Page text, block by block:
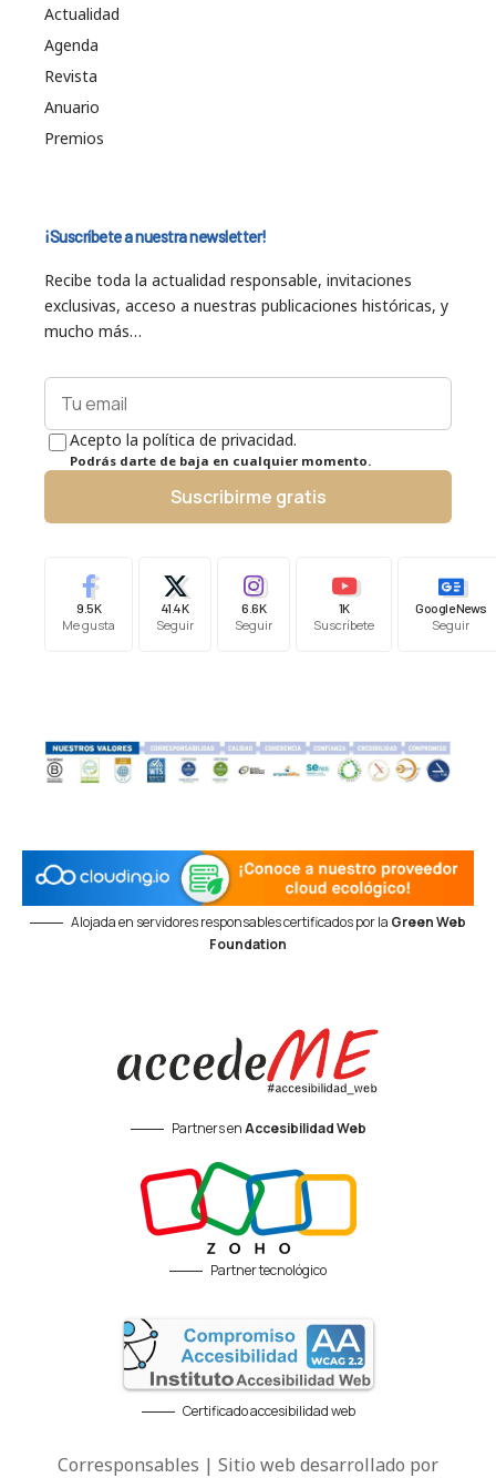
Actualidad
Agenda
Revista
Anuario
Premios
¡Suscríbete a nuestra newsletter!
Recibe toda la actualidad responsable, invitaciones
exclusivas, acceso a nuestras publicaciones históricas, y
mucho más…
Acepto la política de privacidad.
Podrás darte de baja en cualquier momento.
Suscribirme gratis
9.5K
Me gusta
41.4K
Seguir
6.6K
Seguir
1K
Suscríbete
Google News
Seguir
Alojada en servidores responsables certificados por la Green Web
Foundation
Partners enAccesibilidad Web
Partner tecnológico
Certificado accesibilidad web
Corresponsables | Sitio web desarrollado por